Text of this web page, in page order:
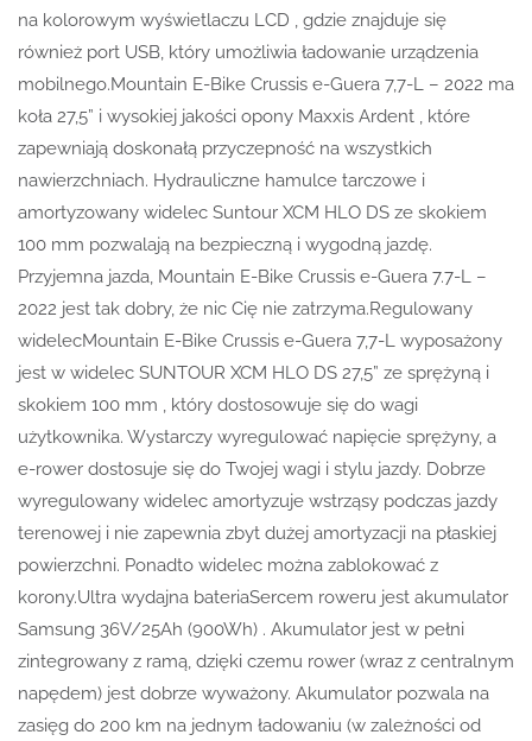
na kolorowym wyświetlaczu LCD , gdzie znajduje się
również port USB, który umożliwia ładowanie urządzenia
mobilnego.Mountain E-Bike Crussis e-Guera 7,7-L – 2022 ma
koła 27,5” i wysokiej jakości opony Maxxis Ardent , które
zapewniają doskonałą przyczepność na wszystkich
nawierzchniach. Hydrauliczne hamulce tarczowe i
amortyzowany widelec Suntour XCM HLO DS ze skokiem
100 mm pozwalają na bezpieczną i wygodną jazdę.
Przyjemna jazda, Mountain E-Bike Crussis e-Guera 7.7-L –
2022 jest tak dobry, że nic Cię nie zatrzyma.Regulowany
widelecMountain E-Bike Crussis e-Guera 7,7-L wyposażony
jest w widelec SUNTOUR XCM HLO DS 27,5” ze sprężyną i
skokiem 100 mm , który dostosowuje się do wagi
użytkownika. Wystarczy wyregulować napięcie sprężyny, a
e-rower dostosuje się do Twojej wagi i stylu jazdy. Dobrze
wyregulowany widelec amortyzuje wstrząsy podczas jazdy
terenowej i nie zapewnia zbyt dużej amortyzacji na płaskiej
powierzchni. Ponadto widelec można zablokować z
korony.Ultra wydajna bateriaSercem roweru jest akumulator
Samsung 36V/25Ah (900Wh) . Akumulator jest w pełni
zintegrowany z ramą, dzięki czemu rower (wraz z centralnym
napędem) jest dobrze wyważony. Akumulator pozwala na
zasięg do 200 km na jednym ładowaniu (w zależności od